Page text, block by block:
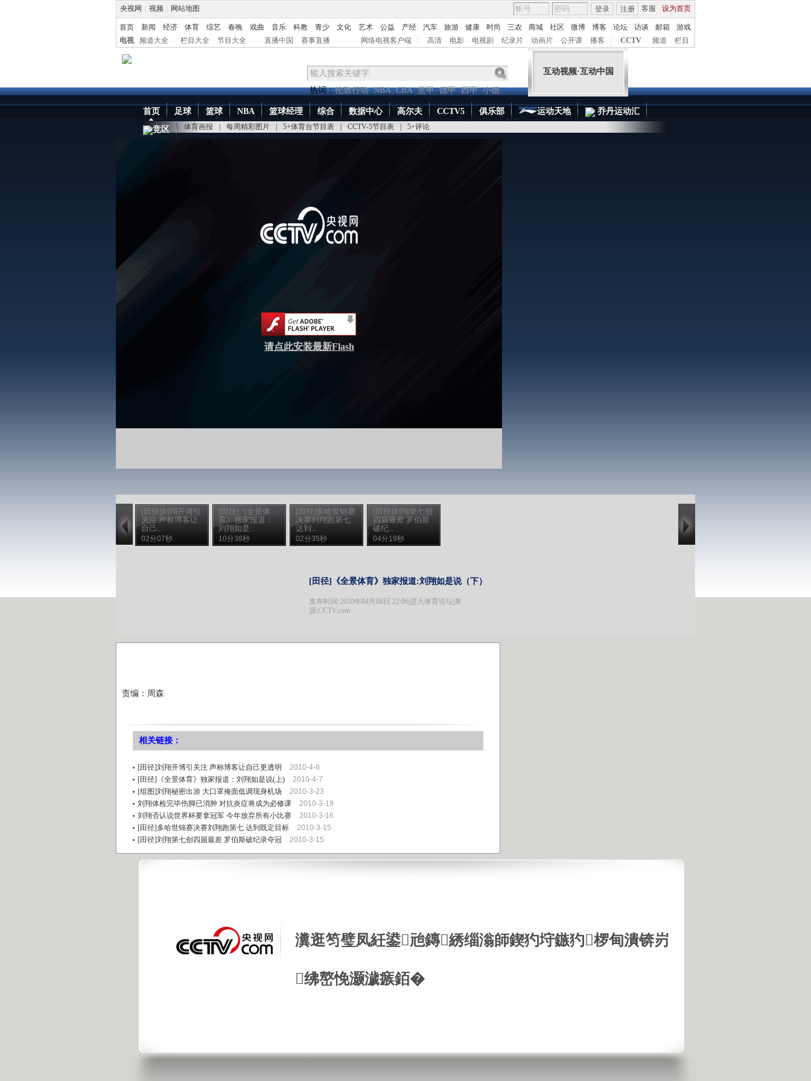
央视网 视频 网站地图 客服 设为首页
登录 注册
首页 新闻 经济 体育 综艺 春晚 戏曲 音乐 科教 青少 文化 艺术 公益 产经 汽车 旅游 健康 时尚 三农 商城 社区 微博 博客 论坛 访谈 邮箱
游戏
电视
频道大全 栏目大全 节目大全 直播中国 赛事直播 网络电视客户端 高清 电影 电视剧 纪录片 动画片 公开课 播客 CCTV 频道 栏目
互动视频·互动中国
热词：伦敦行动 NBA CBA 意甲 德甲 西甲 小德
首页
点播大厅 | 体育画报 每周精彩图片 5+体育台节目表 CCTV-5节目表 5+评论
足球 篮球 NBA 篮球经理 综合 数据中心 高尔夫 CCTV5 俱乐部 运动天地
乔丹运动汇
竞区
请点此安装最新Flash
[田径]刘翔开博引
关注 声称博客让
自己...
02分07秒
[田径]《全景体
育》独家报道：
刘翔如是...
10分38秒
[田径]多哈世锦赛
决赛刘翔跑第七
达到...
02分35秒
[田径]刘翔第七创
四届最差 罗伯斯
破纪...
04分19秒
[田径]《全景体育》独家报道:刘翔如是说（下）
发布时间:2010年04月08日 22:06| 进入体育论坛 |来
源:CCTV.com
责编：周森
相关链接：
[田径]刘翔开博引关注 声称博客让自己更透明
2010-4-8
[田径]《全景体育》独家报道：刘翔如是说(上)
2010-4-7
[组图]刘翔秘密出游 大口罩掩面低调现身机场
2010-3-23
刘翔体检完毕伤脚已消肿 对抗炎症将成为必修课
2010-3-19
刘翔否认说世界杯要拿冠军 今年放弃所有小比赛
2010-3-16
[田径]多哈世锦赛决赛刘翔跑第七 达到既定目标
2010-3-15
[田径]刘翔第七创四届最差 罗伯斯破纪录夺冠
2010-3-15
瀵逛笉璧凤紝鍙兘鏄綉缁滃師鍥犳垨鏃犳椤甸潰锛岃
绋嶅悗灏濊瘯銆�